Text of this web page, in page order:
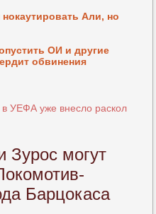
Али, но
ОИ и другие
обвинения
в УЕФА уже внесло раскол
могут
Барцокаса